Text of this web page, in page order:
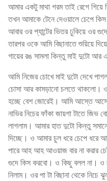
আমার একটু মাথা গরম তাই রেগে গিয়ে
তখন আমাকে টেনে দেওয়ালে চেপে
আবার ওর প্যান্টের ভিতর ঢুকিয়ে ওর
তারপর ওকে আমি বিছানাতে শুয়িয়ে
গায়ের রঙ সামলা কিন্তু মাই দুটো আর
আমি নিজের চোখে মাই দুটো দেখে
চোসা আর কামড়ানো চলতে
হচ্ছে বেশ জোরেই। আমি আস্তে
নাভির নিচের ফাঁকা জায়গা টাতে জিভ
লাগলাম। আমার হাত দুটো কিন্তু
দিচ্ছে। ও আমার চুল ধরে চেপে
পারে আহ আহ আওয়াজ বার না করার
গুদে কিস করবো। ও কিছু বলল না। ও
নিলাম। ওর পা টা বিছানা থেকে নিচে